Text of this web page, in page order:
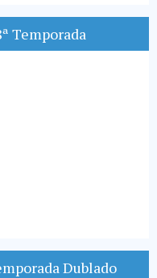
Temporada
Dublado